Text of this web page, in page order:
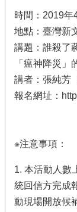
時間：2019年
地點：臺灣新
講題：誰殺了
「瘟神降災」
講者：張純芳
報名網址：
※注意事項：
1. 本活動人數
統回信方完成
動現場開放候